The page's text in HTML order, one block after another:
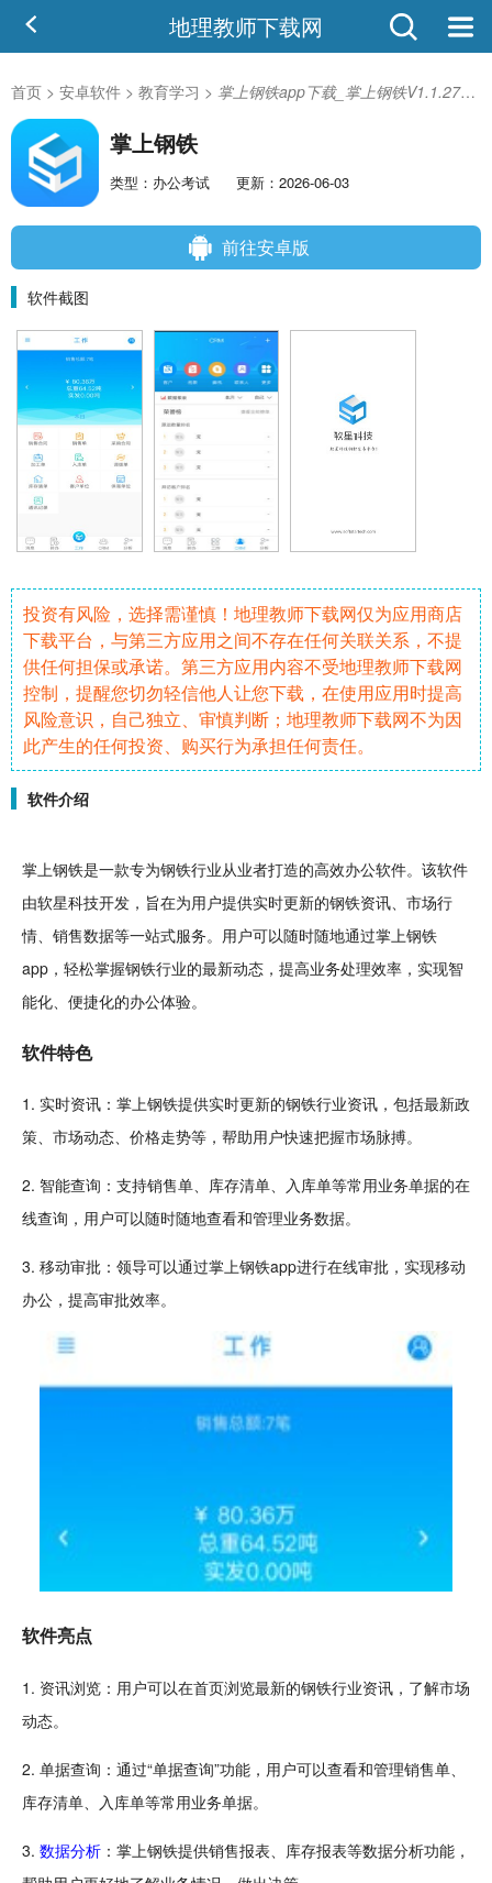
地理教师下载网
首页 > 安卓软件 > 教育学习 > 掌上钢铁app下载_掌上钢铁V1.1.27安卓版
掌上钢铁
类型：办公考试 更新：2026-06-03
前往安卓版
软件截图
投资有风险，选择需谨慎！地理教师下载网仅为应用商店
下载平台，与第三方应用之间不存在任何关联关系，不提
供任何担保或承诺。第三方应用内容不受地理教师下载网
控制，提醒您切勿轻信他人让您下载，在使用应用时提高
风险意识，自己独立、审慎判断；地理教师下载网不为因
此产生的任何投资、购买行为承担任何责任。
软件介绍
掌上钢铁是一款专为钢铁行业从业者打造的高效办公软件。该软件
由软星科技开发，旨在为用户提供实时更新的钢铁资讯、市场行
情、销售数据等一站式服务。用户可以随时随地通过掌上钢铁
app， 轻松掌握钢铁行业的最新动态，提高业务处理效率，实现智
能化、便捷化的办公体验。
软件特色
1. 实时资讯：掌上钢铁提供实时更新的钢铁行业资讯，包括最新政
策、市场动态、价格走势等，帮助用户快速把握市场脉搏。
2. 智能查询：支持销售单、库存清单、入库单等常用业务单据的在
线查询，用户可以随时随地查看和管理业务数据。
3. 移动审批：领导可以通过掌上钢铁app进行在线审批，实现移动
办公，提高审批效率。
软件亮点
1. 资讯浏览：用户可以在首页浏览最新的钢铁行业资讯，了解市场
动态。
2. 单据查询：通过“单据查询”功能，用户可以查看和管理销售单、
库存清单、入库单等常用业务单据。
3. 数据分析 ：掌上钢铁提供销售报表、库存报表等数据分析功能，